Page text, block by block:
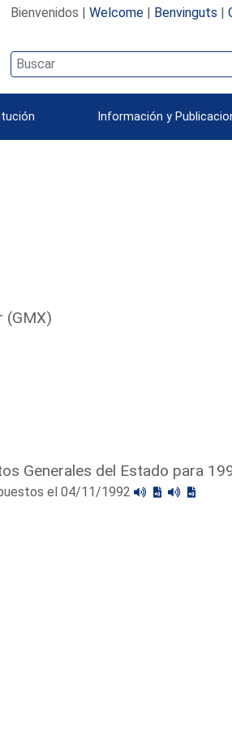
Bienvenidos | Welcome| Benvinguts |
Información y
(GMX)
Generales del Estado para
el 04/11/1992